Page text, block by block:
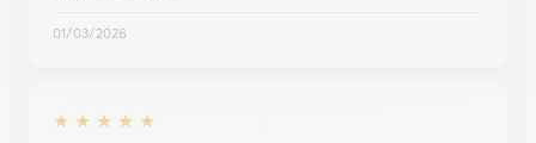
01/03/2026
★ ★ ★ ★ ★